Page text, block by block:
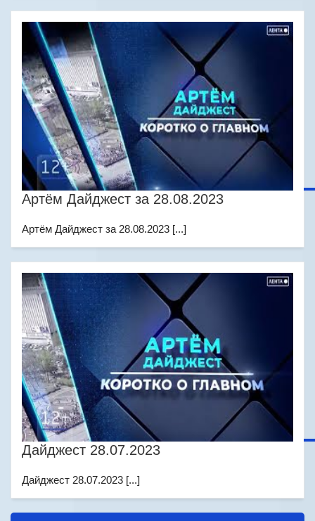
Артём Дайджест за 28.08.2023
Артём Дайджест за 28.08.2023 [...]
Дайджест 28.07.2023
Дайджест 28.07.2023 [...]